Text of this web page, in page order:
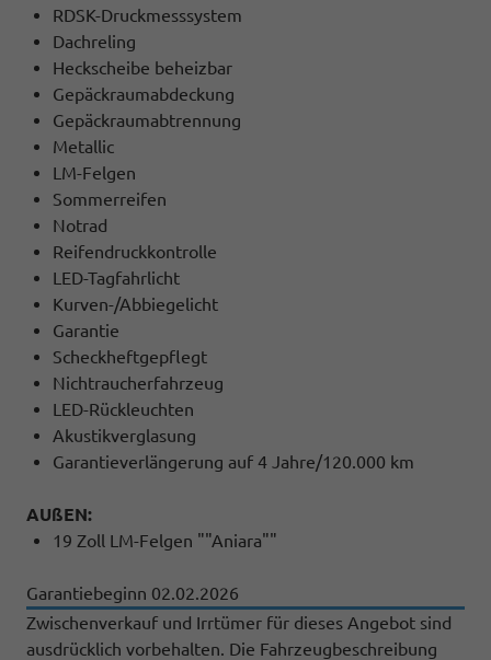
RDSK-Druckmesssystem
Dachreling
Heckscheibe beheizbar
Gepäckraumabdeckung
Gepäckraumabtrennung
Metallic
LM-Felgen
Sommerreifen
Notrad
Reifendruckkontrolle
LED-Tagfahrlicht
Kurven-/Abbiegelicht
Garantie
Scheckheftgepflegt
Nichtraucherfahrzeug
LED-Rückleuchten
Akustikverglasung
Garantieverlängerung auf 4 Jahre/120.000 km
AUßEN:
19 Zoll LM-Felgen ""Aniara""
Garantiebeginn 02.02.2026
Zwischenverkauf und Irrtümer für dieses Angebot sind
ausdrücklich vorbehalten. Die Fahrzeugbeschreibung